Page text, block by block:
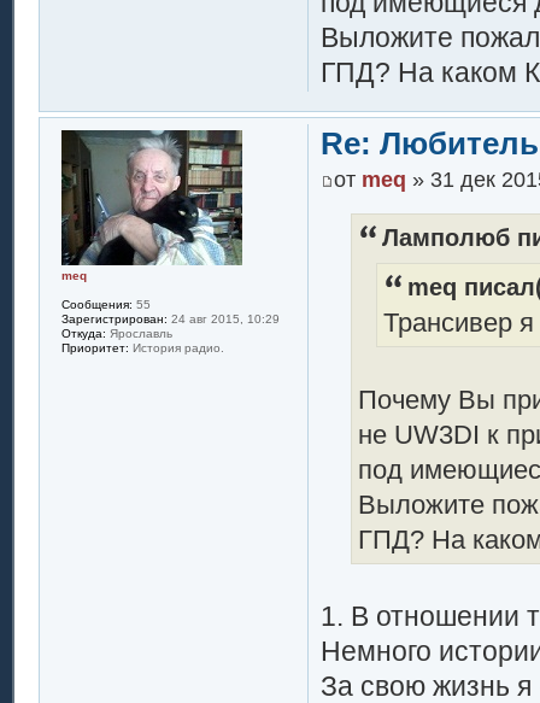
Выложите
ГПД? На каком
Re:
от meq » 31 дек
Ламполюб
meq
Трансивер
Почему Вы
не UW3DI к
под
Выложите
ГПД? На
1. В отношении
Немного
За свою жизнь я
meq
Сообщения: 55
Зарегистрирован: 24 авг 2015, 10:29
Откуда: Ярославль
Приоритет: История радио.